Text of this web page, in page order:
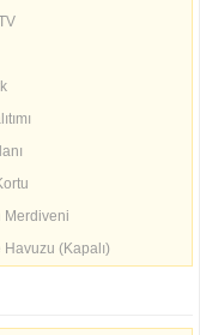
Merdiveni
(Kapalı)